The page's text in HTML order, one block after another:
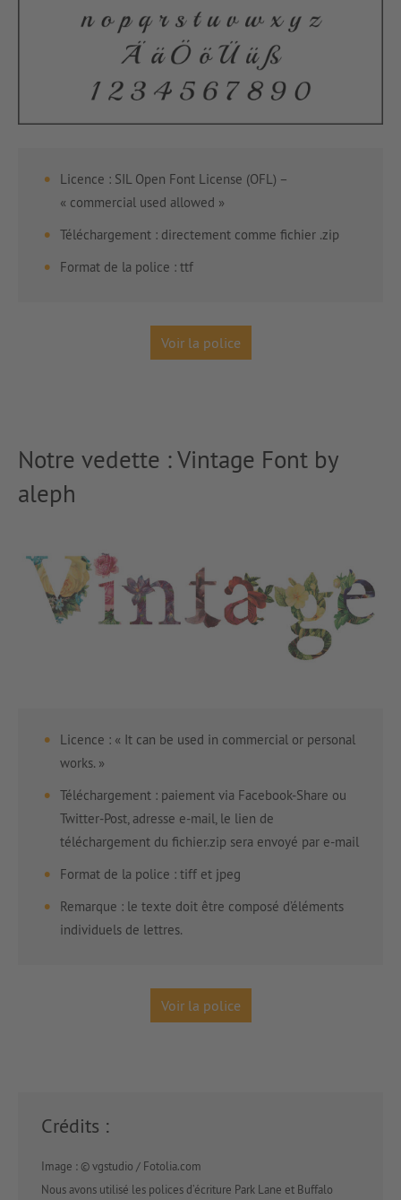
Licence : SIL Open Font License (OFL) –
« commercial used allowed »
Téléchargement : directement comme fichier .zip
Format de la police : ttf
Voir la police
Notre vedette : Vintage Font by
aleph
Licence : « It can be used in commercial or personal
works. »
Téléchargement : paiement via Facebook-Share ou
Twitter-Post, adresse e-mail, le lien de
téléchargement du fichier.zip sera envoyé par e-mail
Format de la police : tiff et jpeg
Remarque : le texte doit être composé d’éléments
individuels de lettres.
Voir la police
Crédits :
Image : © vgstudio / Fotolia.com
Nous avons utilisé les polices d’écriture Park Lane et Buffalo